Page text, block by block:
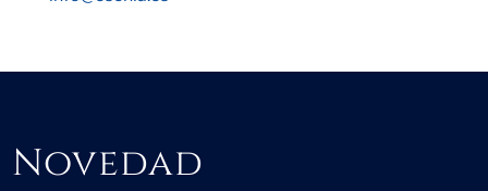
Novedad